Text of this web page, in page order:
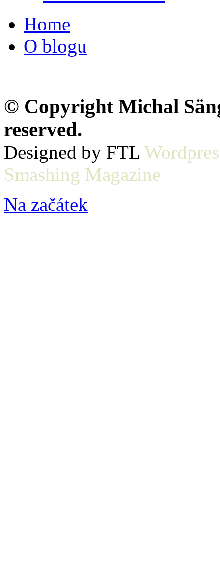
Home
O blogu
© Copyright Michal
reserved.
Designed by FTL
Smashing Magazine
Na začátek